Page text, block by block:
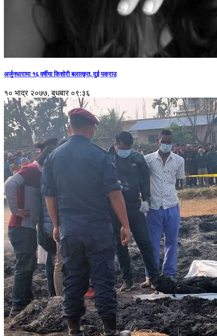
अर्जुनधारामा १६ वर्षीया किशोरी बलात्कृत, दुई पक्राउ
१० भाद्र २०७७, बुधबार ०९:३६